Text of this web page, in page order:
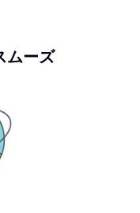
ムーズ